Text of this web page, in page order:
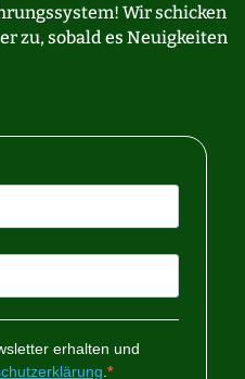
Wir schicken
zu, sobald es Neuigkeiten